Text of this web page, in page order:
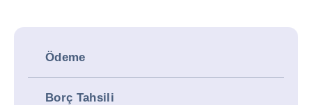
Ödeme
Borç Tahsili